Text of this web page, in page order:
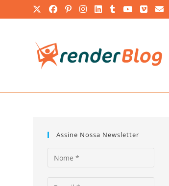
para
Assine Nossa Newsletter